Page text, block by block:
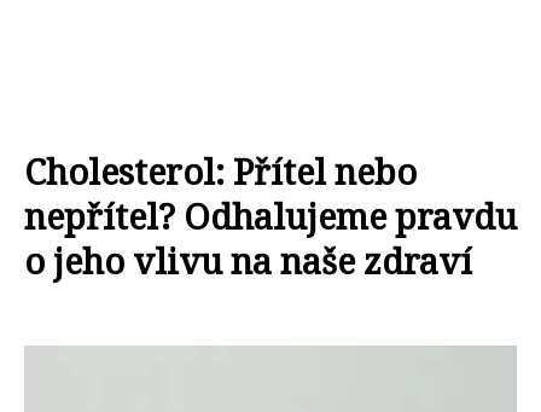
Cholesterol: Přítel nebo
nepřítel? Odhalujeme pravdu
o jeho vlivu na naše zdraví